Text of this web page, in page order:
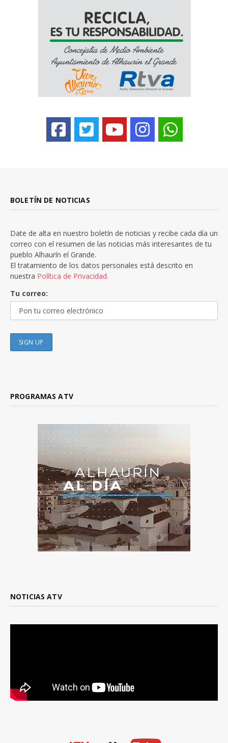
BOLETÍN DE NOTICIAS
Date de alta en nuestro boletín de noticias y recibe cada día un
correo con el resumen de las noticias más interesantes de tu
pueblo Alhaurín el Grande.
El tratamiento de los datos personales está descrito en
nuestra Política de Privacidad.
Tu correo:
PROGRAMAS ATV
NOTICIAS ATV